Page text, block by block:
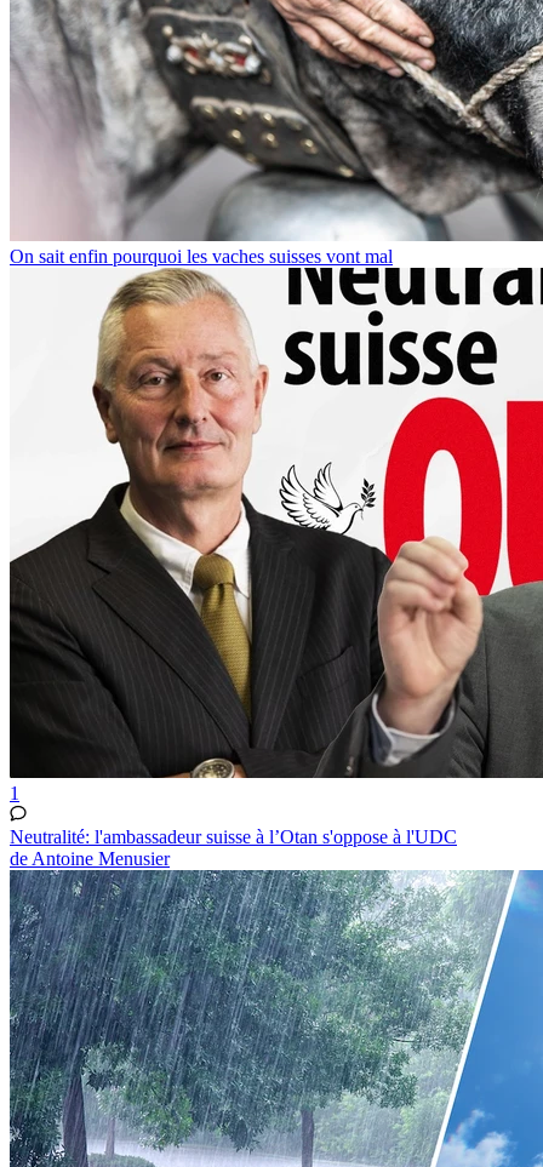
On sait enfin pourquoi les vaches suisses vont mal
1
Neutralité: l'ambassadeur suisse à l’Otan s'oppose à l'UDC
de Antoine Menusier